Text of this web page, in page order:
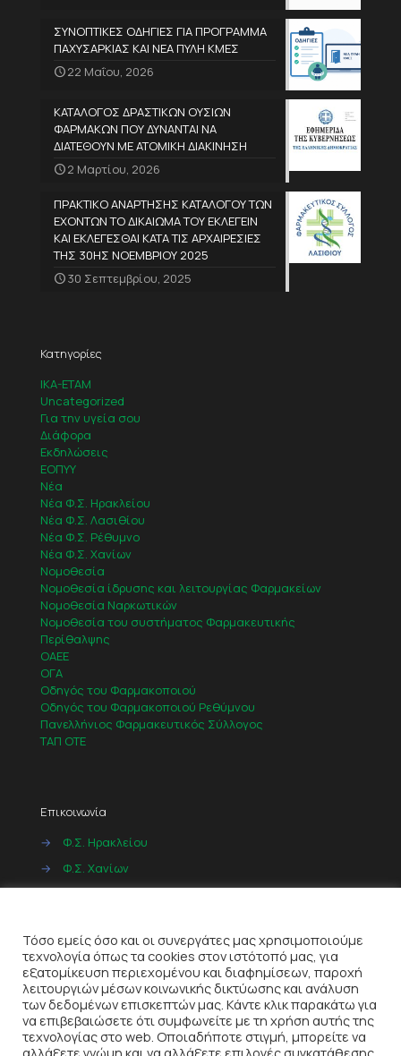
ΣΥΝΟΠΤΙΚΕΣ ΟΔΗΓΙΕΣ ΓΙΑ ΠΡΟΓΡΑΜΜΑ
ΠΑΧΥΣΑΡΚΙΑΣ ΚΑΙ ΝΕΑ ΠΥΛΗ ΚΜΕΣ
22 Μαΐου, 2026
ΚΑΤΑΛΟΓΟΣ ΔΡΑΣΤΙΚΩΝ ΟΥΣΙΩΝ
ΦΑΡΜΑΚΩΝ ΠΟΥ ΔΥΝΑΝΤΑΙ ΝΑ
ΔΙΑΤΕΘΟΥΝ ΜΕ ΑΤΟΜΙΚΗ ΔΙΑΚΙΝΗΣΗ
2 Μαρτίου, 2026
ΠΡΑΚΤΙΚΟ ΑΝΑΡΤΗΣΗΣ ΚΑΤΑΛΟΓΟΥ ΤΩΝ
ΕΧΟΝΤΩΝ ΤΟ ΔΙΚΑΙΩΜΑ ΤΟΥ ΕΚΛΕΓΕΙΝ
ΚΑΙ ΕΚΛΕΓΕΣΘΑΙ ΚΑΤΑ ΤΙΣ ΑΡΧΑΙΡΕΣΙΕΣ
ΤΗΣ 30ΗΣ ΝΟΕΜΒΡΙΟΥ 2025
30 Σεπτεμβρίου, 2025
Κατηγορίες
IKA-ETAM
Uncategorized
Για την υγεία σου
Διάφορα
Εκδηλώσεις
ΕΟΠΥΥ
Νέα
Νέα Φ.Σ. Ηρακλείου
Νέα Φ.Σ. Λασιθίου
Νέα Φ.Σ. Ρέθυμνο
Νέα Φ.Σ. Χανίων
Νομοθεσία
Νομοθεσία ίδρυσης και λειτουργίας Φαρμακείων
Νομοθεσία Ναρκωτικών
Νομοθεσία του συστήματος Φαρμακευτικής
Περίθαλψης
ΟΑΕΕ
ΟΓΑ
Οδηγός του Φαρμακοποιού
Οδηγός του Φαρμακοποιού Ρεθύμνου
Πανελλήνιος Φαρμακευτικός Σύλλογος
ΤΑΠ ΟΤΕ
Επικοινωνία
→
Φ.Σ. Ηρακλείου
→
Φ.Σ. Χανίων
Τόσο εμείς όσο και οι συνεργάτες μας χρησιμοποιούμε
τεχνολογία όπως τα cookies στον ιστότοπό μας, για
εξατομίκευση περιεχομένου και διαφημίσεων, παροχή
λειτουργιών μέσων κοινωνικής δικτύωσης και ανάλυση
των δεδομένων επισκεπτών μας. Κάντε κλικ παρακάτω για
να επιβεβαιώσετε ότι συμφωνείτε με τη χρήση αυτής της
τεχνολογίας στο web. Οποιαδήποτε στιγμή, μπορείτε να
αλλάξετε γνώμη και να αλλάξετε επιλογές συγκατάθεσης,